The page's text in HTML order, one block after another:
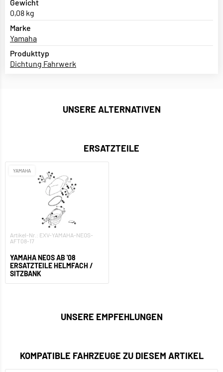
Gewicht
0,08 kg
Marke
Yamaha
Produkttyp
Dichtung Fahrwerk
UNSERE ALTERNATIVEN
ERSATZTEILE
YAMAHA
Artikel-Nr.: EXV-YAMAHA-NEOS-
AFT08-17
YAMAHA NEOS AB '08
ERSATZTEILE HELMFACH /
SITZBANK
UNSERE EMPFEHLUNGEN
KOMPATIBLE FAHRZEUGE ZU DIESEM ARTIKEL